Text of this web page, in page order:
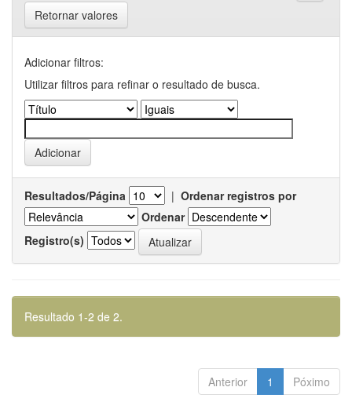
Retornar valores
Adicionar filtros:
Utilizar filtros para refinar o resultado de busca.
Resultados/Página | Ordenar registros por
Ordenar
Registro(s)
Resultado 1-2 de 2.
Anterior 1 Póximo